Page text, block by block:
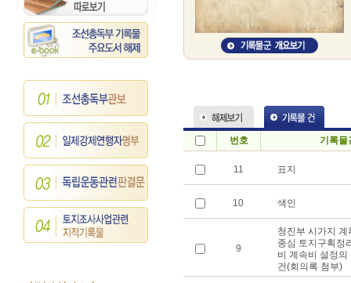
번호 기록물
11 표지
10 색인
9
청진부 시가지 계
종심 토지구획정
비 계속비 설정의
건(회의록 첨부)